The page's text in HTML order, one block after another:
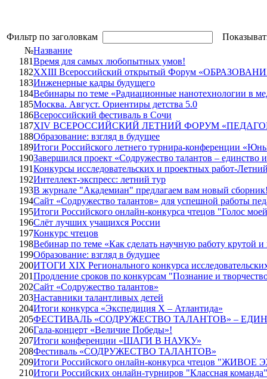
Фильтр по заголовкам
№Название
181Время для самых любопытных умов!
182XXIII Всероссийский открытый Форум
183Инженерные кадры будущего
184Вебинары по теме «Радиационные нанотехнологии в
185Москва. Август. Ориентиры детства 5.0
186Всероссийский фестиваль в Сочи
187XIV ВСЕРОССИЙСКИЙ ЛЕТНИЙ ФОРУМ
188Образование: взгляд в будущее
189Итоги Российского летнего турнира-конференции
190Завершился проект «Содружество талантов – единство
191Конкурсы исследовательских и проектных работ-
192Интеллект-экспресс: летний тур
193В журнале "Академиан" предлагаем вам новый
194Сайт «Содружество талантов» для успешной работы
195Итоги Российского онлайн-конкурса чтецов "Голос
196Слёт лучших учащихся России
197Конкурс чтецов
198Вебинар по теме «Как сделать научную работу крутой
199Образование: взгляд в будущее
200ИТОГИ XIX Регионального конкурса
201Продление сроков по конкурсам "Познание и
202Сайт «Содружество талантов»
203Наставники талантливых детей
204Итоги конкурса «Экспедиция X – Атлантида»
205ФЕСТИВАЛЬ «СОДРУЖЕСТВО ТАЛАНТОВ» –
206Гала-концерт «Величие Победы»!
207Итоги конференции «ШАГИ В НАУКУ»
208Фестиваль «СОДРУЖЕСТВО ТАЛАНТОВ»
209Итоги Российского онлайн-конкурса чтецов
210Итоги Российских онлайн-турниров "Классная команда"